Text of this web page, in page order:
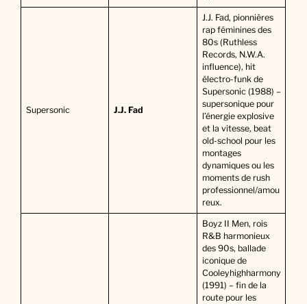
Supersonic J.J. Fad
J.J. Fad, pionnières
rap féminines des
80s (Ruthless
Records, N.W.A.
influence), hit
électro-funk de
Supersonic (1988) –
supersonique pour
l’énergie explosive
et la vitesse, beat
old-school pour les
montages
dynamiques ou les
moments de rush
professionnel/amou
reux.
Boyz II Men, rois
R&B harmonieux
des 90s, ballade
iconique de
Cooleyhighharmony
(1991) – fin de la
route pour les